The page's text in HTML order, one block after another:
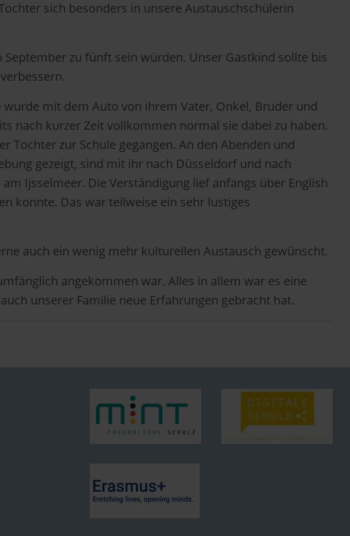
sich besonders in unsere Austauschschülerin
zu fünft sein würden. Unser Gastkind sollte bis
mit dem Auto von ihrem Vater, Onkel, Bruder und
nach kurzer Zeit vollkommen normal sie dabei zu haben.
zur Schule gegangen. An den Abenden und
gezeigt, sind mit ihr nach Düsseldorf und nach
Ijsselmeer. Die Verständigung lief anfangs über English
konnte. Das war teilweise ein sehr lustiges
auch ein wenig mehr kulturellen Austausch gewünscht.
angekommen war. Alles in allem war es eine
unserer Familie neue Erfahrungen gebracht hat.